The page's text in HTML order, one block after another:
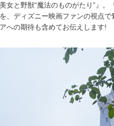
女と野獣“魔法のものがたり”』。
、ディズニー映画ファンの視点
への期待も含めてお伝えします!